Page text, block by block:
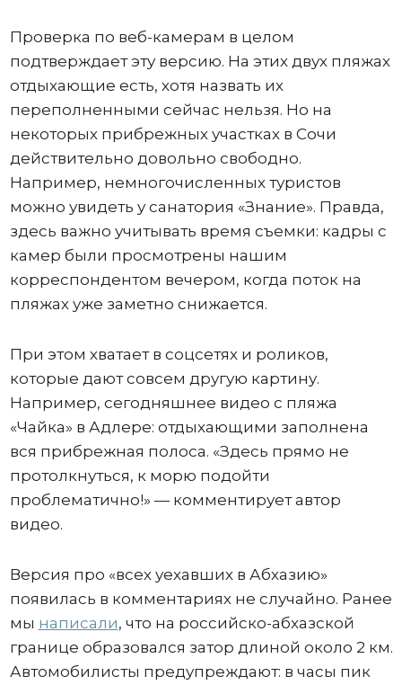
Проверка по веб-камерам в целом
подтверждает эту версию. На этих двух пляжах
отдыхающие есть, хотя назвать их
переполненными сейчас нельзя. Но на
некоторых прибрежных участках в Сочи
действительно довольно свободно.
Например, немногочисленных туристов
можно увидеть у санатория «Знание». Правда,
здесь важно учитывать время съемки: кадры с
камер были просмотрены нашим
корреспондентом вечером, когда поток на
пляжах уже заметно снижается.
При этом хватает в соцсетях и роликов,
которые дают совсем другую картину.
Например, сегодняшнее видео с пляжа
«Чайка» в Адлере: отдыхающими заполнена
вся прибрежная полоса. «Здесь прямо не
протолкнуться, к морю подойти
проблематично!» — комментирует автор
видео.
Версия про «всех уехавших в Абхазию»
появилась в комментариях не случайно. Ранее
мы написали, что на российско-абхазской
границе образовался затор длиной около 2 км.
Автомобилисты предупреждают: в часы пик